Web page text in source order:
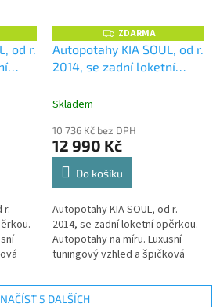
od r.
v
r.
Z
D
A
R
ZDARMA
Autopotahy KIA SOUL, od r.
2014, se zadní loketní
VELVET, černobéžové
úklid Smart Microfiber
zdarma v hodnotě 329,-Kč
Skladem
10 736 Kč bez DPH
12 990 Kč
Do košíku
Autopotahy KIA SOUL, od r.
2014, se zadní loketní opěrkou.
Autopotahy na míru. Luxusní
tuningový vzhled a špičková
čalounické zpracování....
NAČÍST 5 DALŠÍCH